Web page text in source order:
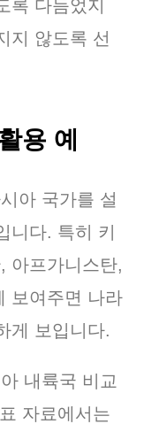
록 다듬었지
지 않도록 선
용 예
아 국가를 설
니다. 특히 키
아프가니스탄,
보여주면 나라
게 보입니다.
내륙국 비교
자료에서는